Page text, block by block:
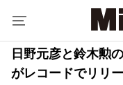
日野元彦と鈴木勲
がレコードでリリ